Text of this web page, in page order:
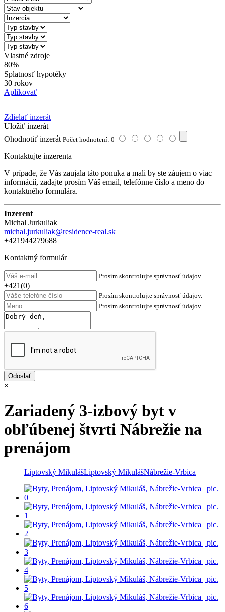
Vlastné zdroje
80%
Splatnosť hypotéky
30 rokov
Aplikovať
Zdielať inzerát
Uložiť inzerát
Ohodnotiť inzerát Počet hodnotení: 0
Kontaktujte inzerenta
V prípade, že Vás zaujala táto ponuka a mali by ste záujem o viac
informácií, zadajte prosím Váš email, telefónne číslo a meno do
kontaktného formulára.
Inzerent
Michal Jurkuliak
michal.jurkuliak@residence-real.sk
+421944279688
Kontaktný formulár
Prosím skontrolujte správnosť údajov.
+421(0)
Prosím skontrolujte správnosť údajov.
Prosím skontrolujte správnosť údajov.
×
Zariadený 3-izbový byt v
obľúbenej štvrti Nábrežie na
prenájom
Liptovský MikulášLiptovský MikulášNábrežie-Vrbica